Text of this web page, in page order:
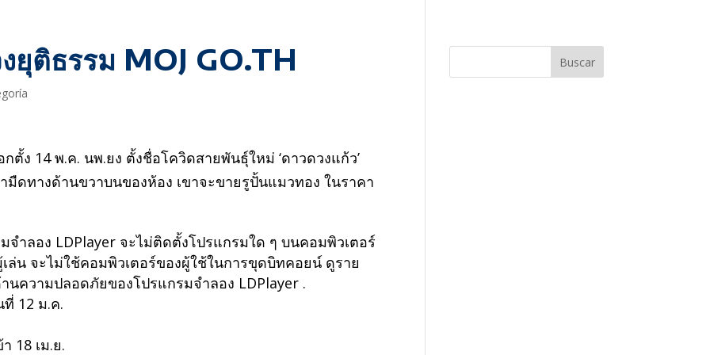
ติธรรม MOJ GO.TH
ตั้ง 14 พ.ค. นพ.ยง ตั้งชื่อโควิดสายพันธุ์ใหม่ ‘ดาวดวงแก้ว’
มืดทางด้านขวาบนของห้อง เขาจะขายรูปั้นแมวทอง ในราคา
ำลอง LDPlayer จะไม่ติดตั้งโปรแกรมใด ๆ บนคอมพิวเตอร์
ล่น จะไม่ใช้คอมพิวเตอร์ของผู้ใช้ในการขุดบิทคอยน์ ดูราย
นความปลอดภัยของโปรแกรมจำลอง LDPlayer .
ที่ 12 ม.ค.
18 เม.ย.